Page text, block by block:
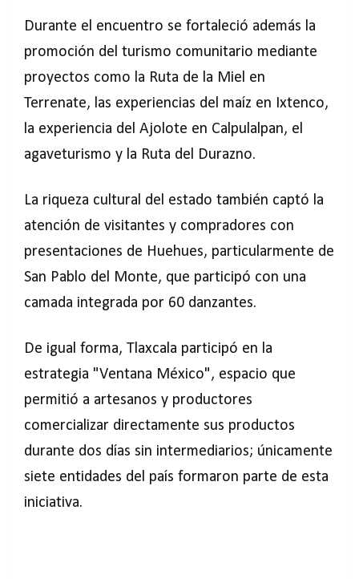
Durante el encuentro se fortaleció además la
promoción del turismo comunitario mediante
proyectos como la Ruta de la Miel en
Terrenate, las experiencias del maíz en Ixtenco,
la experiencia del Ajolote en Calpulalpan, el
agaveturismo y la Ruta del Durazno.
La riqueza cultural del estado también captó la
atención de visitantes y compradores con
presentaciones de Huehues, particularmente de
San Pablo del Monte, que participó con una
camada integrada por 60 danzantes.
De igual forma, Tlaxcala participó en la
estrategia "Ventana México", espacio que
permitió a artesanos y productores
comercializar directamente sus productos
durante dos días sin intermediarios; únicamente
siete entidades del país formaron parte de esta
iniciativa.